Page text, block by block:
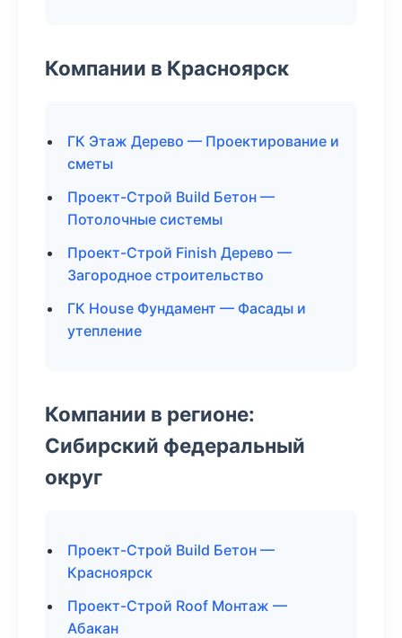
Компании в Красноярск
ГК Этаж Дерево — Проектирование и
сметы
Проект-Строй Build Бетон —
Потолочные системы
Проект-Строй Finish Дерево —
Загородное строительство
ГК House Фундамент — Фасады и
утепление
Компании в регионе:
Сибирский федеральный
округ
Проект-Строй Build Бетон —
Красноярск
Проект-Строй Roof Монтаж —
Абакан